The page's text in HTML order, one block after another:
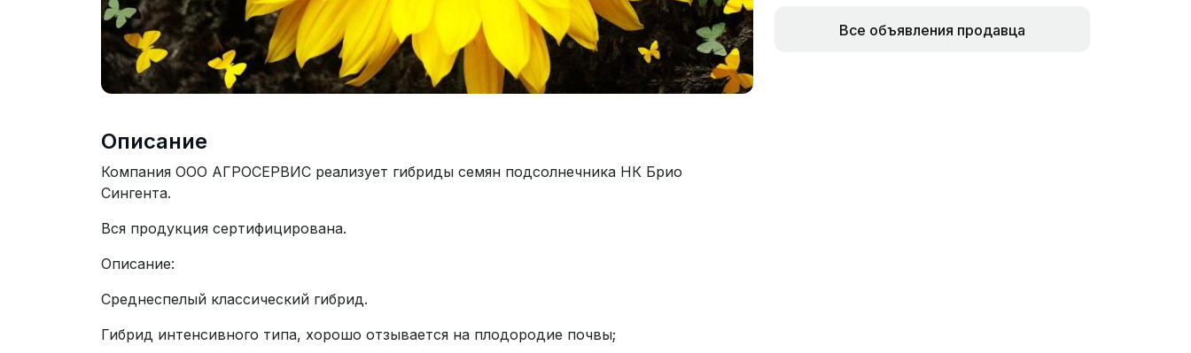
Описание
Компания ООО АГРОСЕРВИС реализует гибриды семян подсолнечника НК Брио
Сингента.
Вся продукция сертифицирована.
Описание:
Среднеспелый классический гибрид.
Гибрид интенсивного типа, хорошо отзывается на плодородие почвы;
Все объявления продавца